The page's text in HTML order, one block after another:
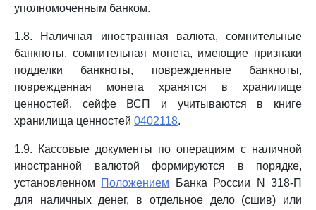
уполномоченным банком.
1.8. Наличная иностранная валюта, сомнительные
банкноты, сомнительная монета, имеющие признаки
подделки банкноты, поврежденные банкноты,
поврежденная монета хранятся в хранилище
ценностей, сейфе ВСП и учитываются в книге
хранилища ценностей 0402118.
1.9. Кассовые документы по операциям с наличной
иностранной валютой формируются в порядке,
установленном Положением Банка России N 318-П
для наличных денег, в отдельное дело (сшив) или